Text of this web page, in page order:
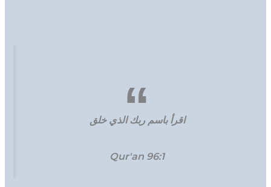
اقرأ باسم ربك الذي خلق
Qur'an 96:1